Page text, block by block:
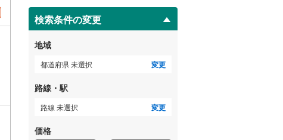
ジ
に
保
存
す
る
検索条件の変更
地域
都道府県 未選択 変更
路線・駅
路線 未選択 変更
価格
横須賀線(1)
小海線(0)
京浜東北線
総武線(0)
御殿場線